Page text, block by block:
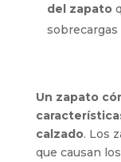
del zapato
Un zapato
calzado. Los
que causan